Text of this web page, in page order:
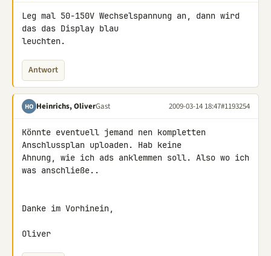
Leg mal 50-150V Wechselspannung an, dann wird
das das Display blau
leuchten.
Antwort
HO Heinrichs, OliverGast 2009-03-14 18:47#1193254
Könnte eventuell jemand nen kompletten
Anschlussplan uploaden. Hab keine
Ahnung, wie ich ads anklemmen soll. Also wo ich
was anschließe..
Danke im Vorhinein,
Oliver